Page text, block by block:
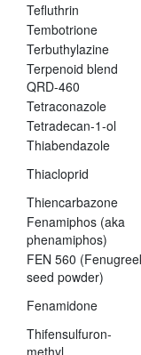
Tefluthrin
Tembotrione
Terbuthylazine
Terpenoid blend
QRD-460
Tetraconazole
Tetradecan-1-ol
Thiabendazole
Thiacloprid
Thiencarbazone
Fenamiphos (aka
phenamiphos)
FEN 560
seed powder)
Fenamidone
Thifensulfuron-